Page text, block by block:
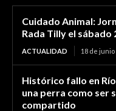
Cuidado Animal:
Rada Tilly el sábado
ACTUALIDAD 18 de junio
Histórico fallo en
una perra como ser
compartido